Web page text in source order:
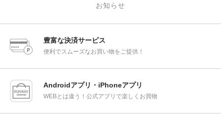
お知らせ
豊富な決済サービス
便利でスムーズなお買い物をご提供！
Androidアプリ・iPhoneアプリ
WEBとは違う！公式アプリで楽しくお買物